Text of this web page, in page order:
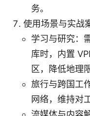
务。
使用场景与实战
学习与研究：
库时，内置
区，降低地理
旅行与跨国工
网络，维持对